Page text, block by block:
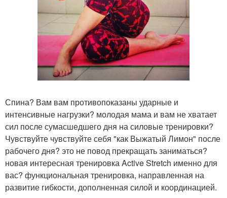
Спина? Вам вам противопоказаны ударные и
интенсивные нагрузки? молодая мама и вам не хватает
сил после сумасшедшего дня на силовые тренировки?
Чувствуйте чувствуйте себя "как Выжатый Лимон" после
рабочего дня? это не повод прекращать заниматься?
новая интересная тренировка Active Stretch именно для
вас? функциональная тренировка, направленная на
развитие гибкости, дополненная силой и координацией.